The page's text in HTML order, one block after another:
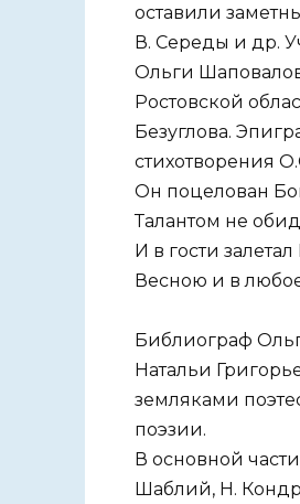
оставили
В. Середы и др.
Ольги
Ростовской
Безуглова.
стихотворения
Он поцелован
Талантом не
И в гости
Весною и в
Библиограф
Натальи
земляками
поэзии.
В основной
Шаблий, Н.